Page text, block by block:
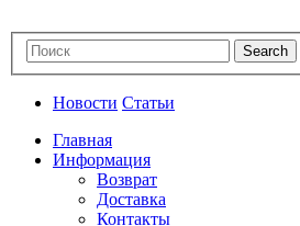
Новости Статьи
Главная
Информация
Возврат
Доставка
Контакты